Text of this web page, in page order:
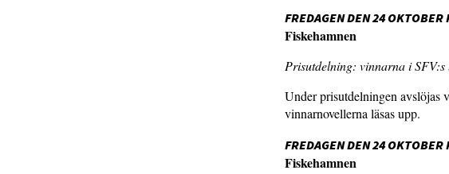
FREDAGEN DEN 24
Fiskehamnen
Prisutdelning: vinnarna i
Under prisutdelningen avslöjas
vinnarnovellerna läsas upp.
FREDAGEN DEN 24
Fiskehamnen